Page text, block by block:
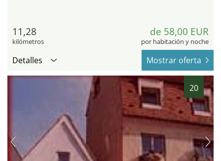
11,28
kilómetros
de 58,00 EUR
por habitación y noche
Detalles Mostrar oferta
20